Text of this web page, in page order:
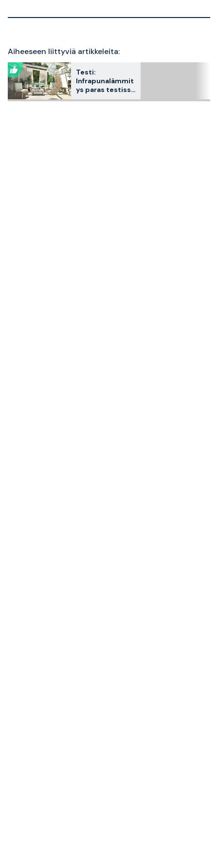
Aiheeseen liittyviä artikkeleita:
Testi:
Infrapunalämmit
ys paras testissä
2026 – 3